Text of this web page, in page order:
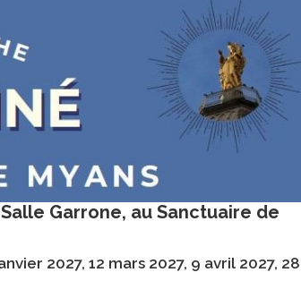
Garrone, au Sanctuaire de
2027, 12 mars 2027, 9 avril 2027, 28